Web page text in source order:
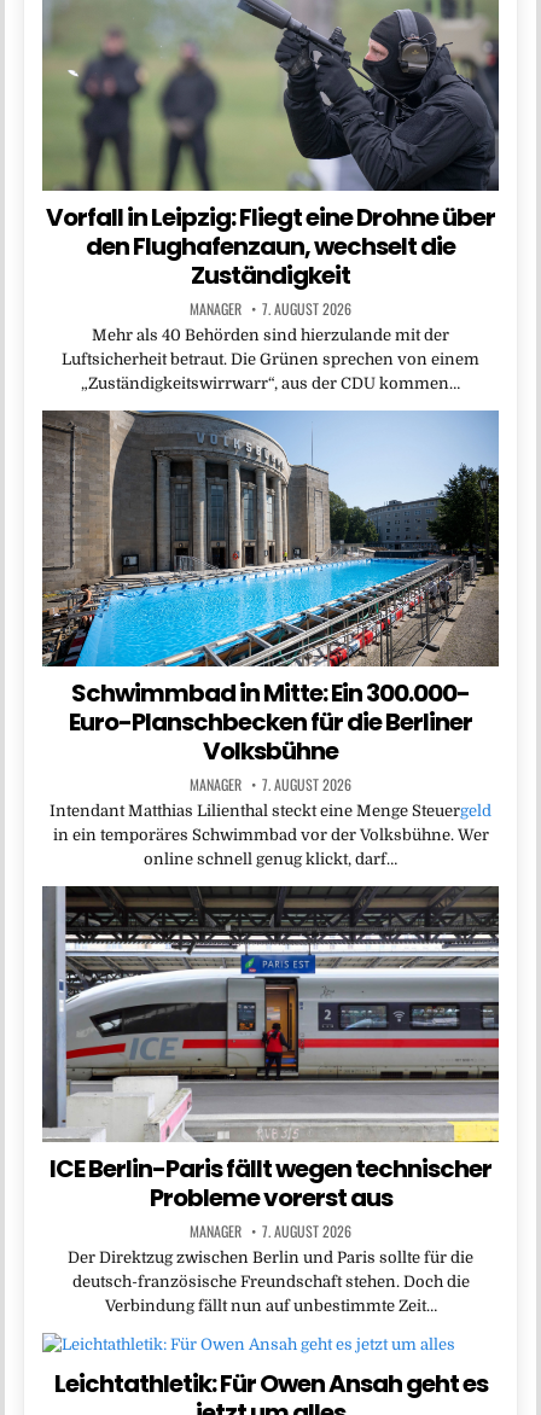
Vorfall in Leipzig: Fliegt eine Drohne über
den Flughafenzaun, wechselt die
Zuständigkeit
MANAGER 7. AUGUST 2026
Mehr als 40 Behörden sind hierzulande mit der
Luftsicherheit betraut. Die Grünen sprechen von einem
„Zuständigkeitswirrwarr“, aus der CDU kommen…
Schwimmbad in Mitte: Ein 300.000-
Euro-Planschbecken für die Berliner
Volksbühne
MANAGER 7. AUGUST 2026
Intendant Matthias Lilienthal steckt eine Menge Steuergeld
in ein temporäres Schwimmbad vor der Volksbühne. Wer
online schnell genug klickt, darf…
ICE Berlin-Paris fällt wegen technischer
Probleme vorerst aus
MANAGER 7. AUGUST 2026
Der Direktzug zwischen Berlin und Paris sollte für die
deutsch-französische Freundschaft stehen. Doch die
Verbindung fällt nun auf unbestimmte Zeit…
Leichtathletik: Für Owen Ansah geht es